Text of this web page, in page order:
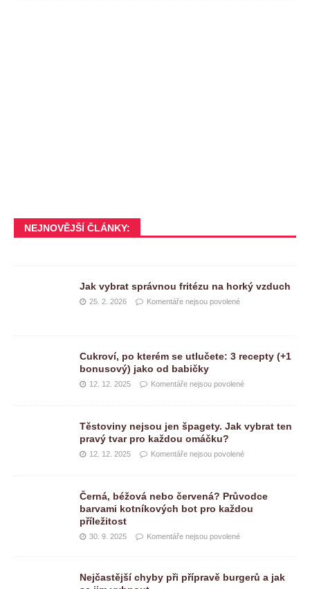
NEJNOVĚJŠÍ ČLÁNKY:
Jak vybrat správnou fritézu na horký vzduch
25. 2. 2026 Komentáře nejsou povolené
Cukroví, po kterém se utlučete: 3 recepty (+1
bonusový) jako od babičky
12. 12. 2025 Komentáře nejsou povolené
Těstoviny nejsou jen špagety. Jak vybrat ten
pravý tvar pro každou omáčku?
12. 12. 2025 Komentáře nejsou povolené
Černá, béžová nebo červená? Průvodce
barvami kotníkových bot pro každou
příležitost
30. 9. 2025 Komentáře nejsou povolené
Nejčastější chyby při přípravě burgerů a jak